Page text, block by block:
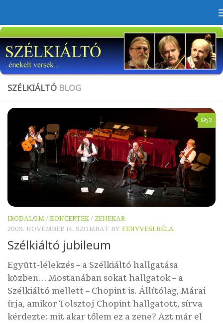
SZÉLKIÁLTÓ BLOG
2
IRODALOM/KONCERTEK/ ZENEKAR
2009. NOVEMBER 14. SZOMBAT BY FENYVESI BÉLA
Szélkiáltó jubileum
Együtt-lélekzés – a Szélkiáltó hallgatása
közben… Mostanában sokat hallgatok – a
Szélkiáltó mellett – Chopint is. Állítólag, Márai
írja, amikor Tolsztoj Chopint hallgatott, sírva
kérdezte: mit akar tőlem ez a zene? Azt már el